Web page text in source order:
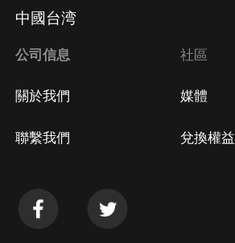
中國台湾
公司信息
關於我們
聯繫我們
社區
媒體
兌換權益